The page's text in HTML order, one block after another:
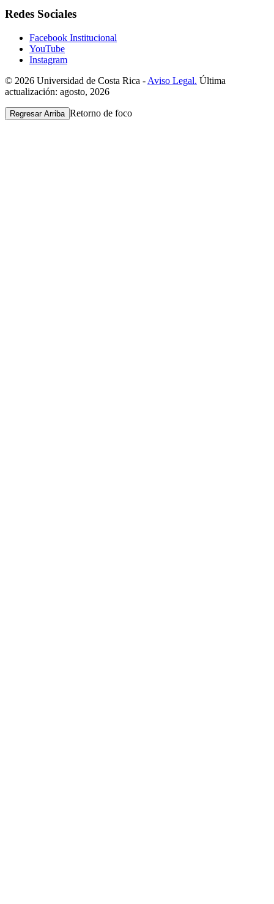
Redes Sociales
Facebook Institucional
YouTube
Instagram
© 2026 Universidad de Costa Rica - Aviso Legal. Última
actualización: agosto, 2026
Regresar Arriba Retorno de foco